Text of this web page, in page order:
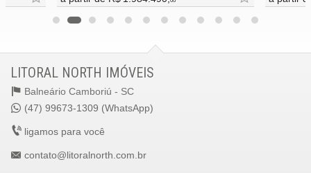
LITORAL NORTH IMÓVEIS
Balneário Camboriú - SC
(47) 99673-1309 (WhatsApp)
ligamos para você
contato@litoralnorth.com.br